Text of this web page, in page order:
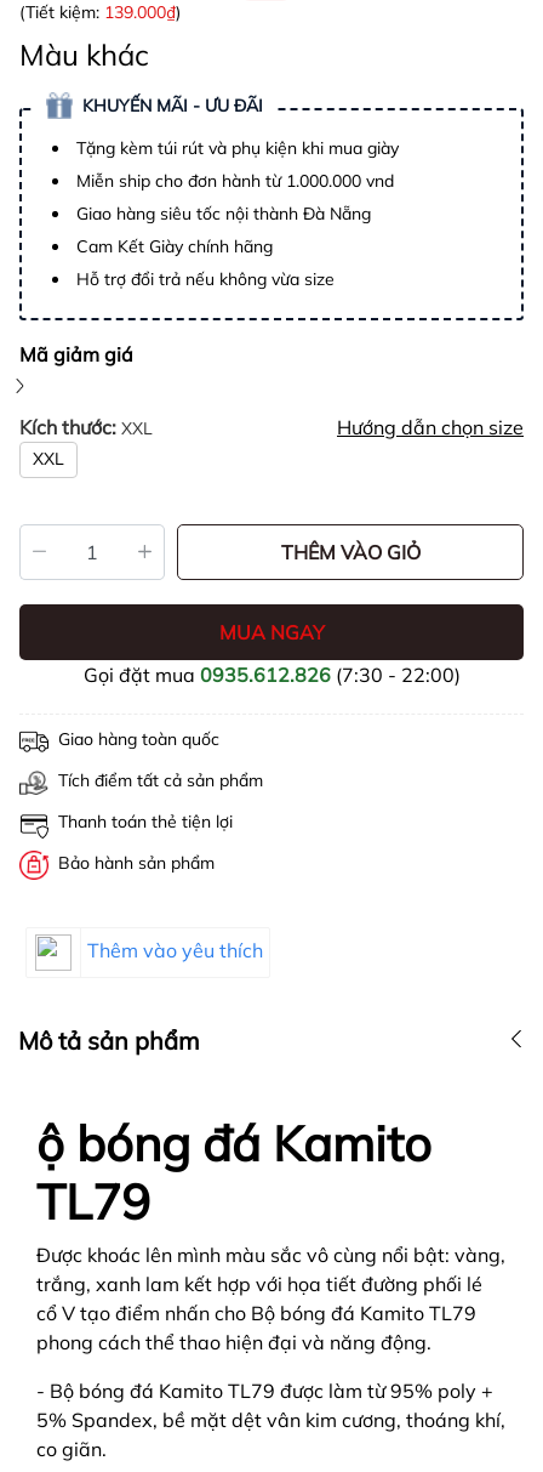
(Tiết kiệm: 139.000₫)
Màu khác
KHUYẾN MÃI - ƯU ĐÃI
Tặng kèm túi rút và phụ kiện khi mua giày
Miễn ship cho đơn hành từ 1.000.000 vnd
Giao hàng siêu tốc nội thành Đà Nẵng
Cam Kết Giày chính hãng
Hỗ trợ đổi trả nếu không vừa size
Mã giảm giá
Kích thước: XXL Hướng dẫn chọn size
XXL
THÊM VÀO GIỎ
MUA NGAY
Gọi đặt mua 0935.612.826(7:30 - 22:00)
Giao hàng toàn quốc
Tích điểm tất cả sản phẩm
Thanh toán thẻ tiện lợi
Bảo hành sản phẩm
Thêm vào yêu thích
Mô tả sản phẩm
ộ bóng đá Kamito
TL79
Được khoác lên mình màu sắc vô cùng nổi bật: vàng,
trắng, xanh lam kết hợp với họa tiết đường phối lé
cổ V tạo điểm nhấn cho Bộ bóng đá Kamito TL79
phong cách thể thao hiện đại và năng động.
- Bộ bóng đá Kamito TL79 được làm từ 95% poly +
5% Spandex, bề mặt dệt vân kim cương, thoáng khí,
co giãn.